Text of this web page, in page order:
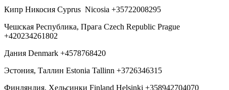
Кипр Никосия Cyprus Nicosia +35722008295
Чешская Республика, Прага Czech Republic Prague
+420234261802
Дания Denmark +4578768420
Эстония, Таллин Estonia Tallinn +3726346315
Финляндия, Хельсинки Finland Helsinki +358942704070